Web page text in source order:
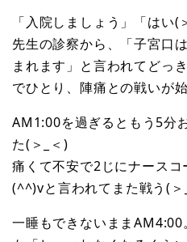
「入院しましょう」「はい
先生の診察から、「子宮口
まれます」と言われてどっ
でひとり、陣痛との戦いが
AM1:00を過ぎるともう5分
た(＞_＜)
痛くて不安で2じにナース
(^^)vと言われてまた戦う(＞
一睡もできないまま